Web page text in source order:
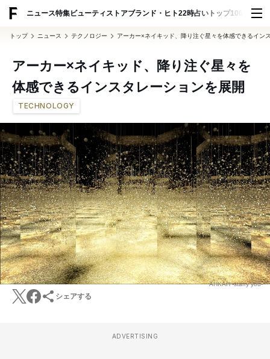
ニュース特集ビューティ ストアブランド・ヒト22時占い トップ100 スナッ
トップ ニュース テクノロジー アーカー×ネイキッド、降り注ぐ星々を体感できるイン
アーカー×ネイキッド、降り注ぐ星々を
体感できるインスタレーションを展開
TECHNOLOGY
AHKAH -starry you-
シェアする
ADVERTISING